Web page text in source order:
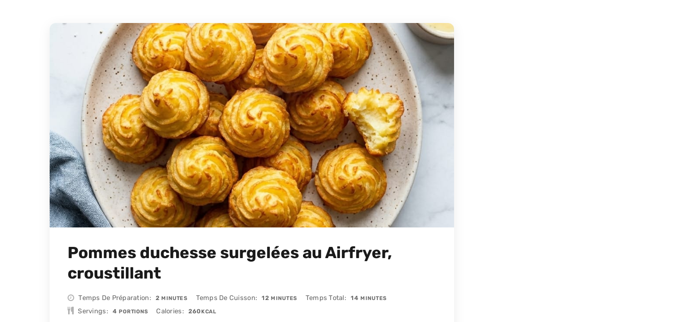
Pommes duchesse surgelées au Airfryer,
croustillant
Temps De Préparation 2MINUTES
MINUTES Temps De Cuisson 12 MINUTES
MINUTES Temps Total 14 MINUTES
MINUTES
Servings 4 PORTIONS Calories 260KCAL